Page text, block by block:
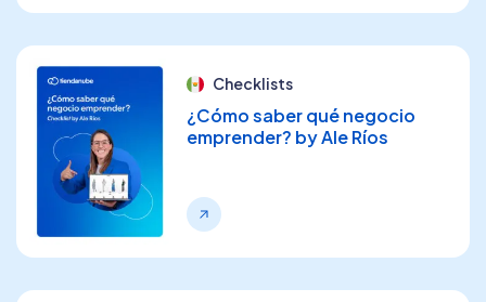
Checklists
¿Cómo saber qué negocio
emprender? by Ale Ríos